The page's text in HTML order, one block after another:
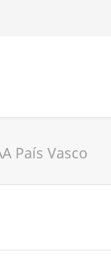
País Vasco